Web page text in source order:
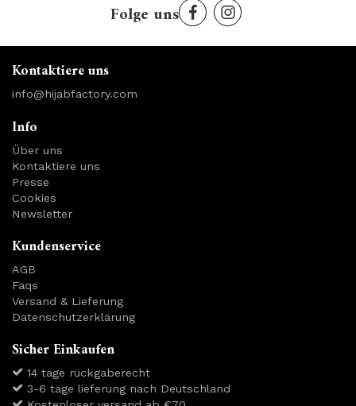
Folge uns
Kontaktiere uns
info@hijabfactory.com
Info
Über uns
Kontaktiere uns
Presse
Cookies
Newsletter
Kundenservice
AGB
Faqs
Versand & Lieferung
Datenschutzerklärung
Sicher Einkaufen
14 tage rückgaberecht
3-6 tage lieferung nach Deutschland